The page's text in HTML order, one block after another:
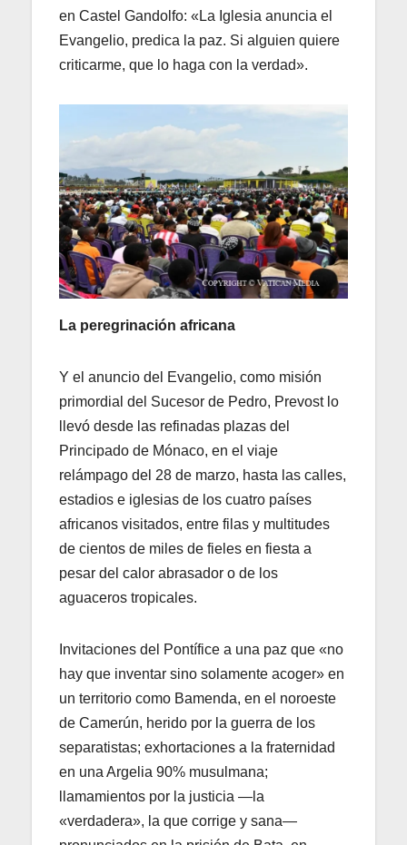
en Castel Gandolfo: «La Iglesia anuncia el
Evangelio, predica la paz. Si alguien quiere
criticarme, que lo haga con la verdad».
La peregrinación africana
Y el anuncio del Evangelio, como misión
primordial del Sucesor de Pedro, Prevost lo
llevó desde las refinadas plazas del
Principado de Mónaco, en el viaje
relámpago del 28 de marzo, hasta las calles,
estadios e iglesias de los cuatro países
africanos visitados, entre filas y multitudes
de cientos de miles de fieles en fiesta a
pesar del calor abrasador o de los
aguaceros tropicales.
Invitaciones del Pontífice a una paz que «no
hay que inventar sino solamente acoger» en
un territorio como Bamenda, en el noroeste
de Camerún, herido por la guerra de los
separatistas; exhortaciones a la fraternidad
en una Argelia 90% musulmana;
llamamientos por la justicia —la
«verdadera», la que corrige y sana—